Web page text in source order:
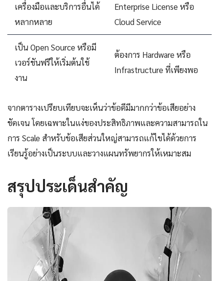
เครื่องมือและบริการอื่นได้
หลากหลาย
Enterprise License หรือ
Cloud Service
เป็น Open Source หรือมี
เวอร์ชันฟรีให้เริ่มต้นใช้
งาน
ต้องการ Hardware หรือ
Infrastructure ที่เพียงพอ
จากตารางเปรียบเทียบจะเห็นว่าข้อดีมีมากกว่าข้อเสียอย่าง
ชัดเจน โดยเฉพาะในแง่ของประสิทธิภาพและความสามารถใน
การ Scale สำหรับข้อเสียส่วนใหญ่สามารถแก้ไขได้ด้วยการ
เรียนรู้อย่างเป็นระบบและวางแผนทรัพยากรให้เหมาะสม
สรุปประเด็นสำคัญ